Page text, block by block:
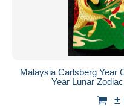
Malaysia Carlsberg Year
Year Lunar
±